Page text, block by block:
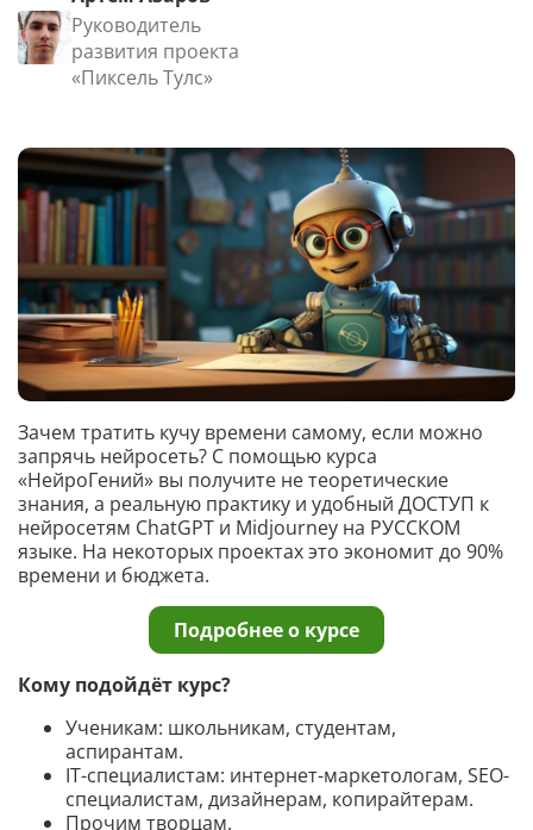
Руководитель
развития проекта
«Пиксель Тулс»
Зачем тратить кучу времени самому, если можно
запрячь нейросеть? С помощью курса
«НейроГений» вы получите не теоретические
знания, а реальную практику и удобный ДОСТУП к
нейросетям ChatGPT и Midjourney на РУССКОМ
языке. На некоторых проектах это экономит до 90%
времени и бюджета.
Подробнее о курсе
Кому подойдёт курс?
Ученикам: школьникам, студентам,
аспирантам.
IT-специалистам: интернет-маркетологам, SEO-
специалистам, дизайнерам, копирайтерам.
Прочим творцам.